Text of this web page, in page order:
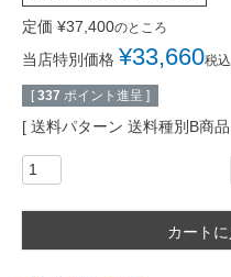
定価 ¥37,400のところ
当店特別価格 ¥33,660税込
[ 337 ポイント進呈 ]
送料パターン 送料種別B商品
カート